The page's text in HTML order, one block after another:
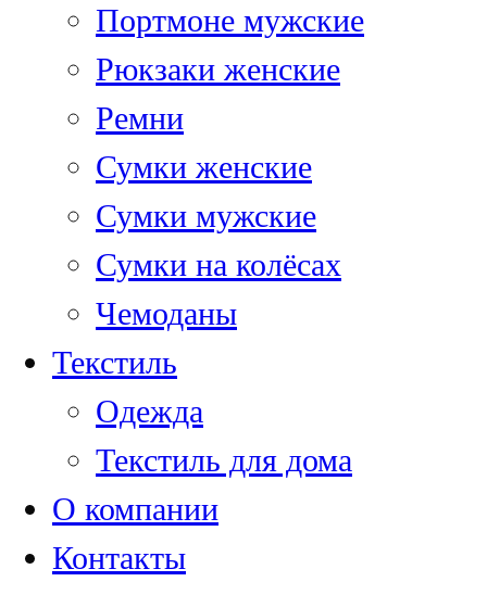
Портмоне мужские
Рюкзаки женские
Ремни
Сумки женские
Сумки мужские
Сумки на колёсах
Чемоданы
Текстиль
Одежда
Текстиль для дома
О компании
Контакты